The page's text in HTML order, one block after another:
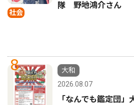
社会
隊 野地鴻介さん
8
大和
2026.08.07
「なんでも鑑定団